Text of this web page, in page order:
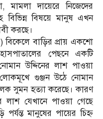
মামলা দায়েরে নিজেদের
বিভিন্ন বিষয়ে মানুষ এখন
করছে।
বাড়ির প্রায় একশো
পেছনে একটি
উদ্দিনের লাশ পাওয়া
গুঞ্জন উঠে নোমান
সুমন হত্যা করেছে। কারণ
লাশ যেখানে পাওয়া গেছে
পর্যন্ত মানুষের পায়ের চিহ্ন